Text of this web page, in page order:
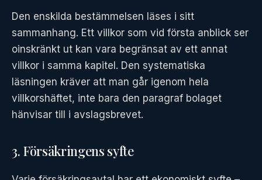
Den enskilda bestämmelsen läses i sitt
sammanhang. Ett villkor som vid första anblick ser
oinskränkt ut kan vara begränsat av ett annat
villkor i samma kapitel. Den systematiska
läsningen kräver att man går igenom hela
villkorshäftet, inte bara den paragraf bolaget
hänvisar till i avslagsbrevet.
3. Försäkringens syfte